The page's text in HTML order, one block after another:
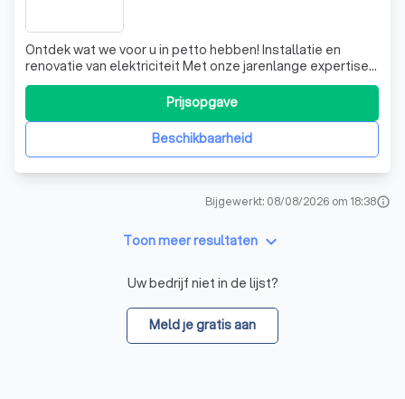
Ontdek wat we voor u in petto hebben! Installatie en
renovatie van elektriciteit Met onze jarenlange expertise
bent u bij ons aan het juiste adres voor de
elektriciteitswerken in uw woning of bedrijfspand. Of het
nu om nieuwbouw of renovatie gaat, ons team staat klaar
om een mooi afgewerkte installa
Beschikbaarheid
Prijsopgave
Bijgewerkt: 08/08/2026 om 18:38info
Toon meer resultaten keyboard_arrow_down
Uw bedrijf niet in de lijst?
Meld je gratis aan